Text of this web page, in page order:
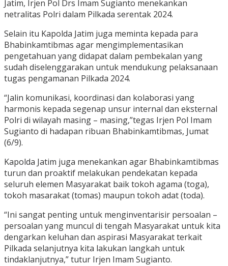
Jatim, Irjen Pol Drs Imam Sugianto menekankan
netralitas Polri dalam Pilkada serentak 2024.
Selain itu Kapolda Jatim juga meminta kepada para
Bhabinkamtibmas agar mengimplementasikan
pengetahuan yang didapat dalam pembekalan yang
sudah diselenggarakan untuk mendukung pelaksanaan
tugas pengamanan Pilkada 2024.
“Jalin komunikasi, koordinasi dan kolaborasi yang
harmonis kepada segenap unsur internal dan eksternal
Polri di wilayah masing – masing,”tegas Irjen Pol Imam
Sugianto di hadapan ribuan Bhabinkamtibmas, Jumat
(6/9).
Kapolda Jatim juga menekankan agar Bhabinkamtibmas
turun dan proaktif melakukan pendekatan kepada
seluruh elemen Masyarakat baik tokoh agama (toga),
tokoh masarakat (tomas) maupun tokoh adat (toda).
“Ini sangat penting untuk menginventarisir persoalan –
persoalan yang muncul di tengah Masyarakat untuk kita
dengarkan keluhan dan aspirasi Masyarakat terkait
Pilkada selanjutnya kita lakukan langkah untuk
tindaklanjutnya,” tutur Irjen Imam Sugianto.